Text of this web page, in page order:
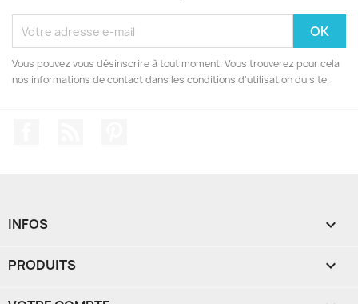
Vous pouvez vous désinscrire à tout moment. Vous trouverez pour cela
nos informations de contact dans les conditions d'utilisation du site.
INFOS 
PRODUITS 